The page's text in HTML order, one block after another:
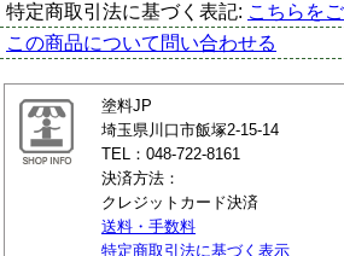
特定商取引法に基づく表記: こちらを
この商品について問い合わせる
塗料JP
埼玉県川口市飯塚2-15-14
TEL：048-722-8161
決済方法：
クレジットカード決済
送料・手数料
特定商取引法に基づく表示